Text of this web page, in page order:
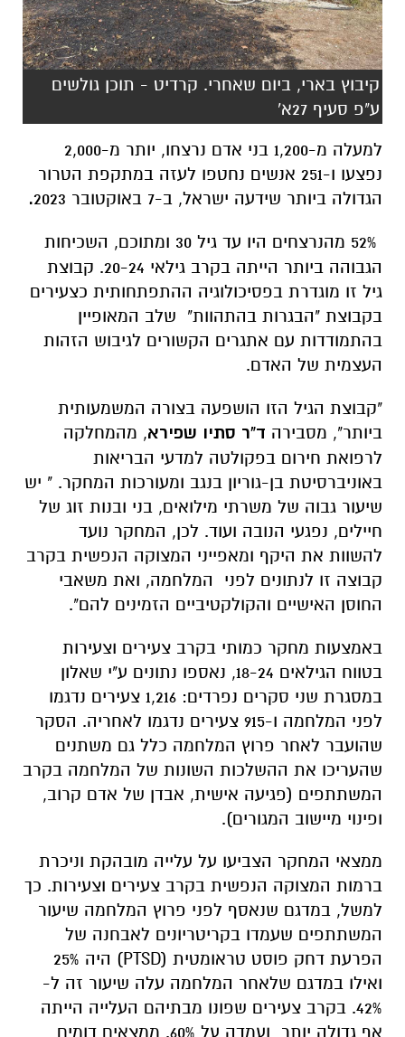
קיבוץ בארי, ביום שאחרי. קרדיט - תוכן גולשים
ע"פ סעיף 27א'
למעלה מ-1,200 בני אדם נרצחו, יותר מ-2,000
נפצעו ו-251 אנשים נחטפו לעזה במתקפת הטרור
הגדולה ביותר שידעה ישראל, ב-7 באוקטובר 2023
.
52% מהנרצחים היו עד גיל 30 ומתוכם, השכיחות
הגבוהה ביותר הייתה בקרב גילאי 20-24. קבוצת
גיל זו מוגדרת בפסיכולוגיה ההתפתחותית כצעירים
בקבוצת "הבגרות בהתהוות" שלב המאופיין
בהתמודדות עם אתגרים הקשורים לגיבוש הזהות
העצמית של האדם.
"קבוצת הגיל הזו הושפעה בצורה המשמעותית
ביותר", מסבירה ד"ר סתיו שפירא, מהמחלקה
לרפואת חירום בפקולטה למדעי הבריאות
באוניברסיטת בן-גוריון בנגב ומעורכות המחקר. " יש
שיעור גבוה של משרתי מילואים, בני ובנות זוג של
חיילים, נפגעי הנובה ועוד. לכן, המחקר נועד
להשוות את היקף ומאפייני המצוקה הנפשית בקרב
קבוצה זו לנתונים לפני המלחמה, ואת משאבי
החוסן האישיים והקולקטיביים הזמינים להם".
באמצעות מחקר כמותי בקרב צעירים וצעירות
בטווח הגילאים 18-24, נאספו נתונים ע"י שאלון
במסגרת שני סקרים נפרדים: 1,216 צעירים נדגמו
לפני המלחמה ו-915 צעירים נדגמו לאחריה
. הסקר
שהועבר לאחר פרוץ המלחמה כלל גם משתנים
שהעריכו את ההשלכות השונות של המלחמה בקרב
המשתתפים (פגיעה אישית, אבדן של אדם קרוב,
ופינוי מיישוב המגורים).
ממצאי המחקר הצביעו על עלייה מובהקת וניכרת
ברמות המצוקה הנפשית בקרב צעירים וצעירות. כך
למשל, במדגם שנאסף לפני פרוץ המלחמה שיעור
המשתתפים שעמדו בקריטריונים לאבחנה של
הפרעת דחק פוסט טראומטית (PTSD
) היה 25%
ואילו במדגם שלאחר המלחמה עלה שיעור זה ל-
42%. בקרב צעירים שפונו מבתיהם העלייה הייתה
אף גדולה יותר ועמדה על 60%. ממצאים דומים